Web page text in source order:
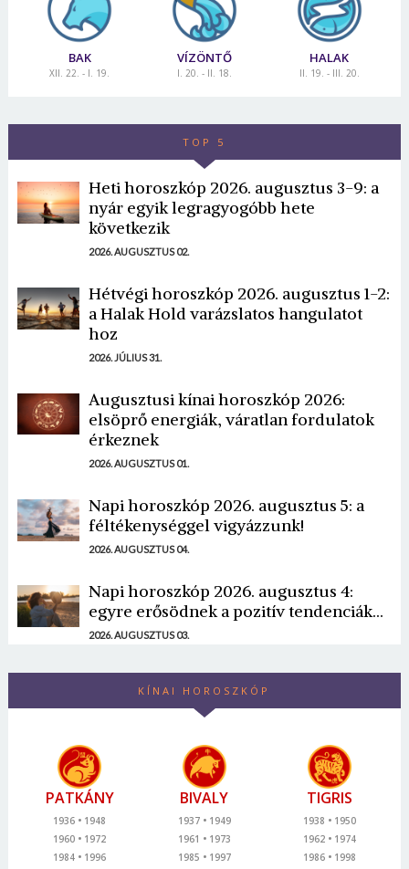
BAK
XII. 22. - I. 19.
VÍZÖNTŐ
I. 20. - II. 18.
HALAK
II. 19. - III. 20.
TOP 5
Heti horoszkóp 2026. augusztus 3-9: a
nyár egyik legragyogóbb hete
következik
2026. AUGUSZTUS 02.
Hétvégi horoszkóp 2026. augusztus 1-2:
a Halak Hold varázslatos hangulatot
hoz
2026. JÚLIUS 31.
Augusztusi kínai horoszkóp 2026:
elsöprő energiák, váratlan fordulatok
érkeznek
2026. AUGUSZTUS 01.
Napi horoszkóp 2026. augusztus 5: a
féltékenységgel vigyázzunk!
2026. AUGUSZTUS 04.
Napi horoszkóp 2026. augusztus 4:
egyre erősödnek a pozitív tendenciák...
2026. AUGUSZTUS 03.
KÍNAI HOROSZKÓP
PATKÁNY
1936
1948
1960
1972
1984
1996
BIVALY
1937
1949
1961
1973
1985
1997
TIGRIS
1938
1950
1962
1974
1986
1998